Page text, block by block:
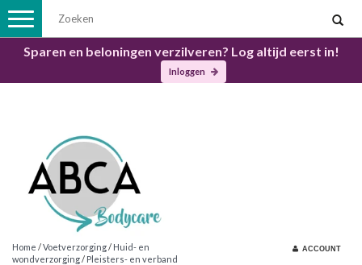
Sparen en beloningen verzilveren? Log altijd eerst in!
Inloggen
Toggle
navigation
Home /Voetverzorging/ Huid- en
wondverzorging/ Pleisters- en verband
ACCOUNT